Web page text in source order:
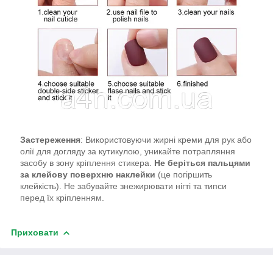
Застереження: Використовуючи жирні креми для рук або
олії для догляду за кутикулою, уникайте потрапляння
засобу в зону кріплення стикера. Не беріться пальцями
за клейову поверхню наклейки (це погіршить
клейкість). Не забувайте знежирювати нігті та типси
перед їх кріпленням.
Приховати